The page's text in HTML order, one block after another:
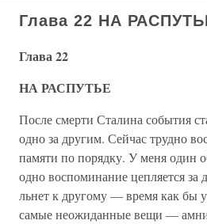
Глава 22 НА
Глава 22
НА РАСПУТЬЕ
После смерти Сталина события
одно за другим. Сейчас трудно
памяти по порядку. У меня один
одно воспоминание цепляется за
льнет к другому — время как бы
самые неожиданные вещи —